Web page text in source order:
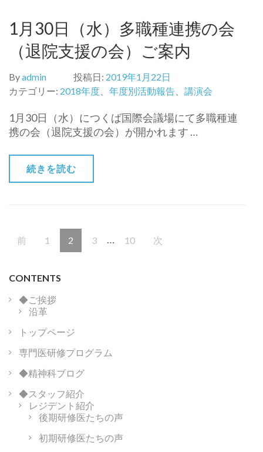
1月30日（水）多職種連携の会
（退院支援の会）ご案内
Byadmin 投稿日: 2019年1月22日
カテゴリー: 2018年度 年度別活動報告 講演会
1月30日（水）につくば国際会議場にて多職種連
携の会（退院支援の会）が開かれます …
続きを読む
投
稿
ビ
ゲ
ー
シ
ョ
ン
前 固
ー
ジ
1 固
ジ
2 固
3 … 固
10 次
CONTENTS
◆ご挨拶
沿革
トップページ
専門医研修プログラム
◆精神科ブログ
◆スタッフ紹介
レジデント紹介
後期研修医たちの声
初期研修医たちの声